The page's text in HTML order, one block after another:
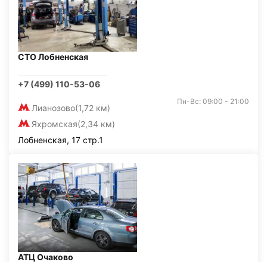
СТО Лобненская
+7 (499) 110-53-06
Лианозово(1,72 км)
Яхромская(2,34 км)
Пн-Вс: 09:00 - 21:00
Лобненская, 17 стр.1
АТЦ Очаково